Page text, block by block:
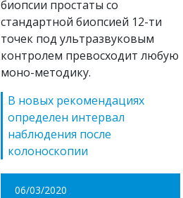
биопсии простаты со
стандартной биопсией 12-ти
точек под ультразвуковым
контролем превосходит любую
моно-методику.
В новых рекомендациях
определен интервал
наблюдения после
колоноскопии
06/03/2020